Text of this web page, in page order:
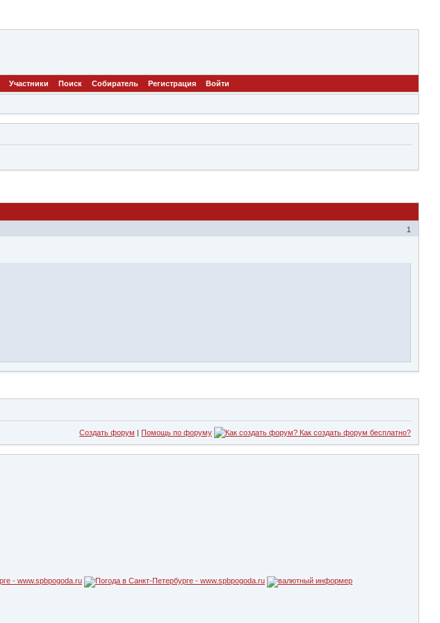
Участники Поиск Собиратель Регистрация Войти
1
Создать форум | Помощь по форуму